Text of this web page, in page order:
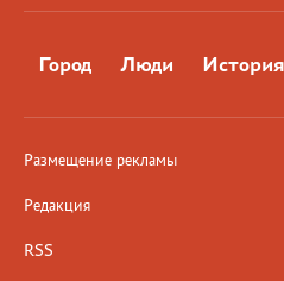
Город Люди История
Размещение рекламы
Редакция
RSS